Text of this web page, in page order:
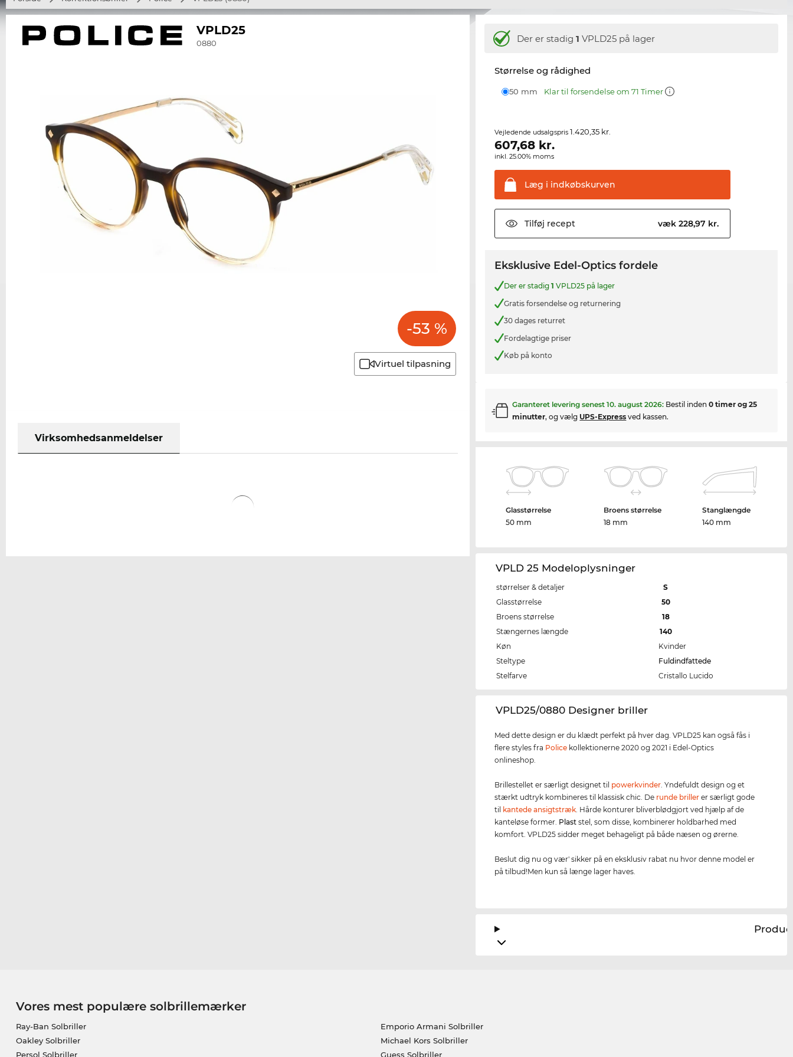
VPLD25
0880
-53 %
Virtuel tilpasning
Virksomhedsanmeldelser
Der er stadig1 VPLD25 på lager
Størrelse og rådighed
50 mm Klar til forsendelse om 71 Timer
Vejledende udsalgspris1.420,35 kr.
607,68 kr.
inkl. 25.00% moms
Læg i indkøbskurven
Tilføj recept væk 228,97 kr.
Eksklusive Edel-Optics fordele
Der er stadig1 VPLD25 på lager
Gratis forsendelse og returnering
30 dages returret
Fordelagtige priser
Køb på konto
Garanteret levering senest10. august 2026: Bestil inden0 timer og 25
minutter, og vælg UPS-Express ved kassen.
Glasstørrelse
50 mm
Broens størrelse
18 mm
Stanglængde
140 mm
VPLD 25 Modeloplysninger
størrelser & detaljer
S
Glasstørrelse
50
Broens størrelse
18
Stængernes længde
140
Køn
Kvinder
Steltype
Fuldindfattede
Stelfarve
Cristallo Lucido
‌VPLD25/0880 Designer briller
Med dette design er du klædt perfekt på hver dag. VPLD25 kan også fås i
flere styles fra Police kollektionerne 2020 og 2021 i Edel-Optics
onlineshop.
Brillestellet er særligt designet til powerkvinder . Yndefuldt design og et
stærkt udtryk kombineres til klassisk chic. De runde briller er særligt gode
til kantede ansigtstræk . Hårde konturer bliverblødgjort ved hjælp af de
kanteløse former. Plast stel, som disse, kombinerer holdbarhed med
komfort. VPLD25 sidder meget behageligt på både næsen og ørerne.
Beslut dig nu og vær' sikker på en eksklusiv rabat nu hvor denne model er
på tilbud!Men kun så længe lager haves.
Vores mest populære solbrillemærker
Ray-Ban Solbriller
Oakley Solbriller
Persol Solbriller
Emporio Armani Solbriller
Michael Kors Solbriller
Guess Solbriller